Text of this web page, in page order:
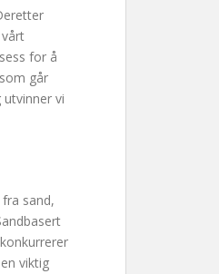
for å
går
vi
sand,
viktig